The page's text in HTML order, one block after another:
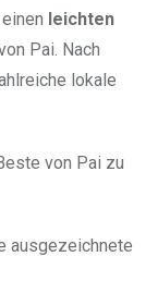
leichten
Pai. Nach
lokale
von Pai zu
ausgezeichnete